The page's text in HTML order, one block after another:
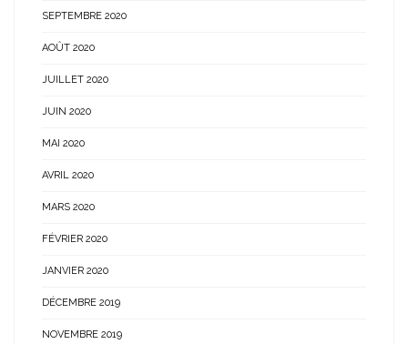
SEPTEMBRE 2020
AOÛT 2020
JUILLET 2020
JUIN 2020
MAI 2020
AVRIL 2020
MARS 2020
FÉVRIER 2020
JANVIER 2020
DÉCEMBRE 2019
NOVEMBRE 2019